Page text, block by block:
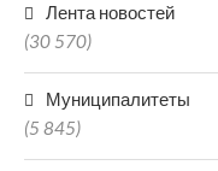
Лента новостей
(30 570)
Муниципалитеты
(5 845)